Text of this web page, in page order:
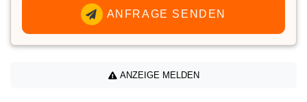
ANFRAGE SENDEN
ANZEIGE MELDEN